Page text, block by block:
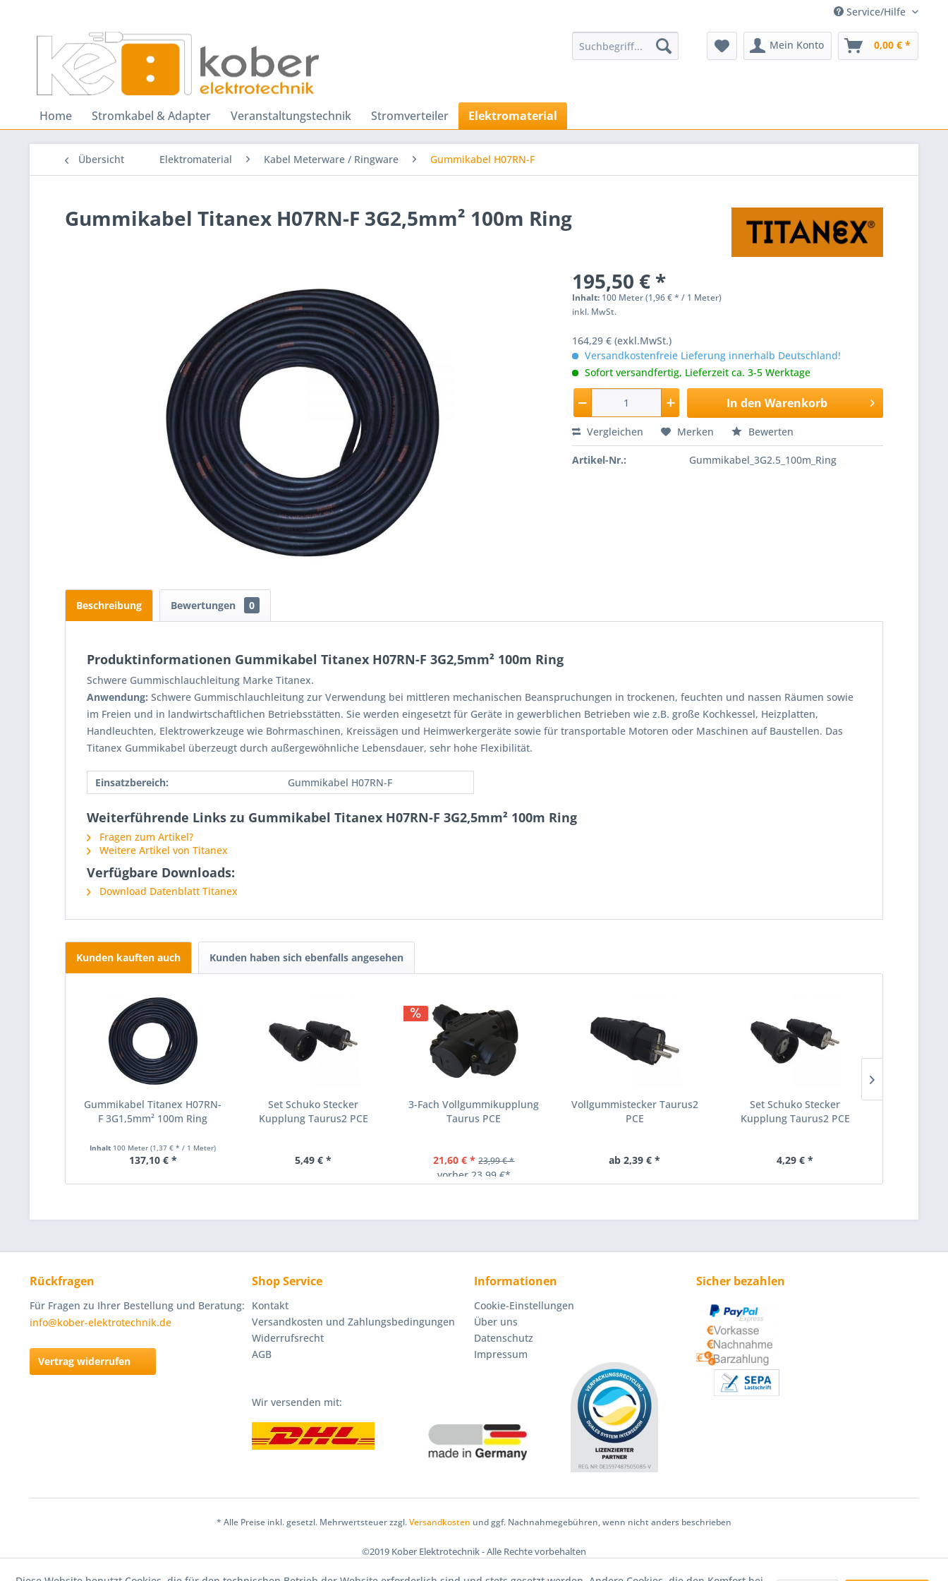
Service/Hilfe
Mein Konto 0,00 € *
Home Stromkabel & Adapter Veranstaltungstechnik Stromverteiler Elektromaterial
Übersicht Elektromaterial Kabel Meterware / Ringware Gummikabel H07RN-F
Gummikabel Titanex H07RN-F 3G2,5mm² 100m Ring
195,50 € *
Inhalt: 100 Meter (1,96 € * / 1 Meter)
inkl. MwSt.
164,29 € (exkl.MwSt.)
Versandkostenfreie Lieferung innerhalb Deutschland!
Sofort versandfertig, Lieferzeit ca. 3-5 Werktage
In den Warenkorb
Vergleichen Merken Bewerten
Artikel-Nr.: Gummikabel_3G2.5_100m_Ring
Beschreibung Bewertungen 0
Produktinformationen Gummikabel Titanex H07RN-F 3G2,5mm² 100m Ring
Schwere Gummischlauchleitung Marke Titanex.
Anwendung: Schwere Gummischlauchleitung zur Verwendung bei mittleren mechanischen Beanspruchungen in trockenen, feuchten und nassen Räumen sowie
im Freien und in landwirtschaftlichen Betriebsstätten. Sie werden eingesetzt für Geräte in gewerblichen Betrieben wie z.B. große Kochkessel, Heizplatten,
Handleuchten, Elektrowerkzeuge wie Bohrmaschinen, Kreissägen und Heimwerkergeräte sowie für transportable Motoren oder Maschinen auf Baustellen. Das
Titanex Gummikabel überzeugt durch außergewöhnliche Lebensdauer, sehr hohe Flexibilität.
Einsatzbereich: Gummikabel H07RN-F
Weiterführende Links zu Gummikabel Titanex H07RN-F 3G2,5mm² 100m Ring
Fragen zum Artikel?
Weitere Artikel von Titanex
Verfügbare Downloads:
Download Datenblatt Titanex
Kunden kauften auch Kunden haben sich ebenfalls angesehen
Gummikabel Titanex H07RN-
F 3G1,5mm² 100m Ring
Inhalt 100 Meter(1,37 € * / 1 Meter)
137,10 € *
Set Schuko Stecker
Kupplung Taurus2 PCE
5,49 € *
3-Fach Vollgummikupplung
Taurus PCE
21,60 € * 23,99 € *
vorher 23,99 €*
Vollgummistecker Taurus2
PCE
ab 2,39 € *
Set Schuko Stecker
Kupplung Taurus2 PCE
4,29 € *
Rückfragen
Für Fragen zu Ihrer Bestellung und Beratung:
info@kober-elektrotechnik.de
Vertrag widerrufen
Shop Service
Kontakt
Versandkosten und Zahlungsbedingungen
Widerrufsrecht
AGB
Wir versenden mit:
Informationen
Cookie-Einstellungen
Über uns
Datenschutz
Impressum
Sicher bezahlen
* Alle Preise inkl. gesetzl. Mehrwertsteuer zzgl.Versandkosten und ggf. Nachnahmegebühren, wenn nicht anders beschrieben
©2019 Kober Elektrotechnik - Alle Rechte vorbehalten